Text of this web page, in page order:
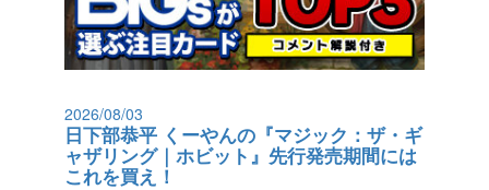
2026/08/03
日下部恭平 くーやんの『マジック：ザ・ギ
ャザリング｜ホビット』先行発売期間には
これを買え！